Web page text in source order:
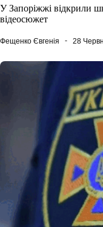
У Запоріжжі відкрили
відеосюжет
Фещенко Євгенія 28